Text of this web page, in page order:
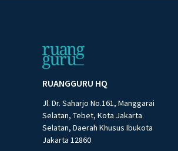
RUANGGURU HQ
Jl. Dr. Saharjo No.161, Manggarai
Selatan, Tebet, Kota Jakarta
Selatan, Daerah Khusus Ibukota
Jakarta 12860